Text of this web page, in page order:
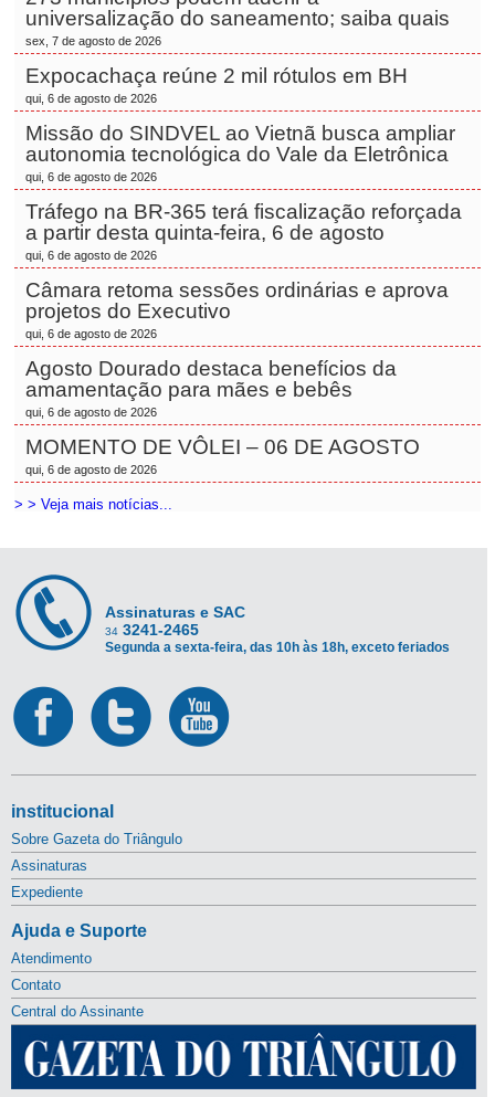
universalização do saneamento; saiba quais
sex, 7 de agosto de 2026
Expocachaça reúne 2 mil rótulos em BH
qui, 6 de agosto de 2026
Missão do SINDVEL ao Vietnã busca ampliar
autonomia tecnológica do Vale da Eletrônica
qui, 6 de agosto de 2026
Tráfego na BR-365 terá fiscalização reforçada
a partir desta quinta-feira, 6 de agosto
qui, 6 de agosto de 2026
Câmara retoma sessões ordinárias e aprova
projetos do Executivo
qui, 6 de agosto de 2026
Agosto Dourado destaca benefícios da
amamentação para mães e bebês
qui, 6 de agosto de 2026
MOMENTO DE VÔLEI – 06 DE AGOSTO
qui, 6 de agosto de 2026
> > Veja mais notícias...
Assinaturas e SAC
34 3241-2465
Segunda a sexta-feira, das 10h às 18h, exceto feriados
institucional
Sobre Gazeta do Triângulo
Assinaturas
Expediente
Ajuda e Suporte
Atendimento
Contato
Central do Assinante